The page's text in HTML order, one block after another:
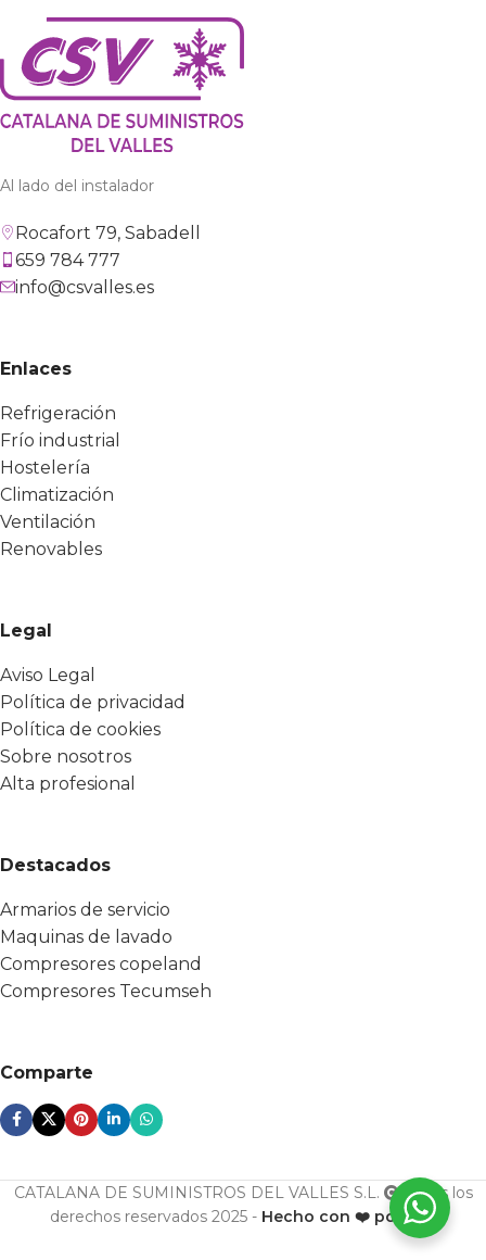
Al lado del instalador
Rocafort 79, Sabadell
659 784 777
info@csvalles.es
Enlaces
Refrigeración
Frío industrial
Hostelería
Climatización
Ventilación
Renovables
Legal
Aviso Legal
Política de privacidad
Política de cookies
Sobre nosotros
Alta profesional
Destacados
Armarios de servicio
Maquinas de lavado
Compresores copeland
Compresores Tecumseh
Comparte
CATALANA DE SUMINISTROS DEL VALLES S.L.
Todos los
derechos reservados 2025 - Hecho con ❤️ por ESF